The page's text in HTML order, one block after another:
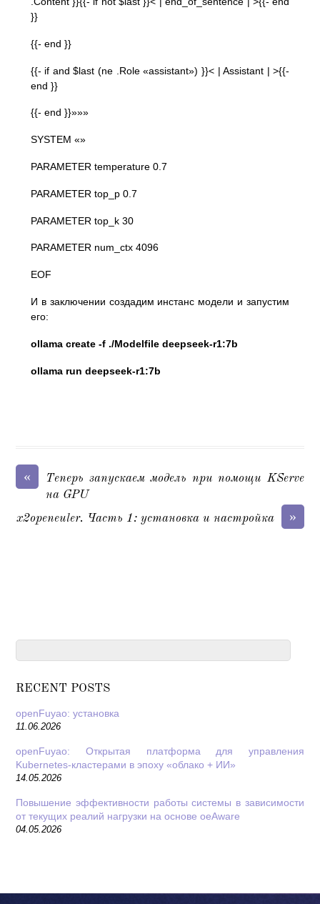
}}
{{- end }}
{{- if and $last (ne .Role «assistant») }}< | Assistant | >{{-
end }}
{{- end }}»»»
SYSTEM «»
PARAMETER temperature 0.7
PARAMETER top_p 0.7
PARAMETER top_k 30
PARAMETER num_ctx 4096
EOF
И в заключении создадим инстанс модели и запустим
его:
ollama create -f ./Modelfile deepseek-r1:7b
ollama run deepseek-r1:7b
«
Теперь запускаем модель при помощи KServe
на GPU
»
x2openeuler. Часть 1: установка и настройка
RECENT POSTS
openFuyao: установка
11.06.2026
openFuyao: Открытая платформа для управления
Kubernetes-кластерами в эпоху «облако + ИИ»
14.05.2026
Повышение эффективности работы системы в зависимости
от текущих реалий нагрузки на основе oeAware
04.05.2026